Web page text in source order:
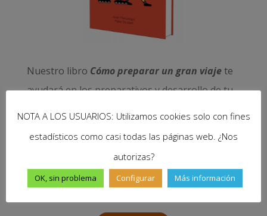
Nuestro libro Cómo preparar un gran viajete
ayudará en los preparativos y desarrollo de tu
y, con cada compra, nos ayudas a seguir
viajando y mantener vivo este proyecto.
NOTA A LOS USUARIOS: Utilizamos cookies solo con fines
estadísticos como casi todas las páginas web. ¿Nos
autorizas?
OK, sin problema Configurar Más información